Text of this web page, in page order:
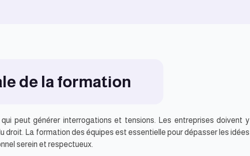
de la formation
peut générer interrogations et tensions. Les entreprises doivent y
droit. La formation des équipes est essentielle pour dépasser les idées
serein et respectueux.